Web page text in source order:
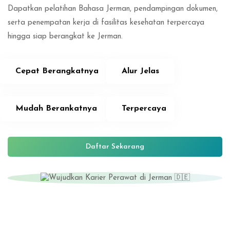
Dapatkan pelatihan Bahasa Jerman, pendampingan dokumen,
serta penempatan kerja di fasilitas kesehatan terpercaya
hingga siap berangkat ke Jerman.
Cepat Berangkatnya
Mudah Berankatnya
Alur Jelas
Terpercaya
Daftar Sekarang